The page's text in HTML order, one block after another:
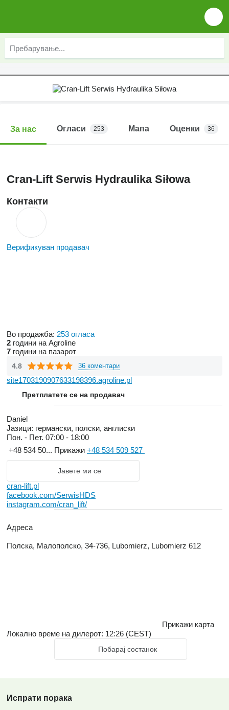
За нас Огласи 253 Мапа Оценки 36
Cran-Lift Serwis Hydraulika Siłowa
Контакти
Верификуван продавач
Во продажба: 253 огласа
2 години на Agroline
7 години на пазарот
4.8 36 коментари
site1703190907633198396.agroline.pl
Претплатете се на продавач
Daniel
Јазици: германски, полски, англиски
Пон. - Пет. 07:00 - 18:00
+48 534 50... Прикажи +48 534 509 527
Јавете ми се
cran-lift.pl
facebook.com/SerwisHDS
instagram.com/cran_lift/
Адреса
Полска, Малополско, 34-736, Lubomierz, Lubomierz 612
Прикажи карта
Локално време на дилерот: 12:26 (CEST)
Побарај состанок
Испрати порака